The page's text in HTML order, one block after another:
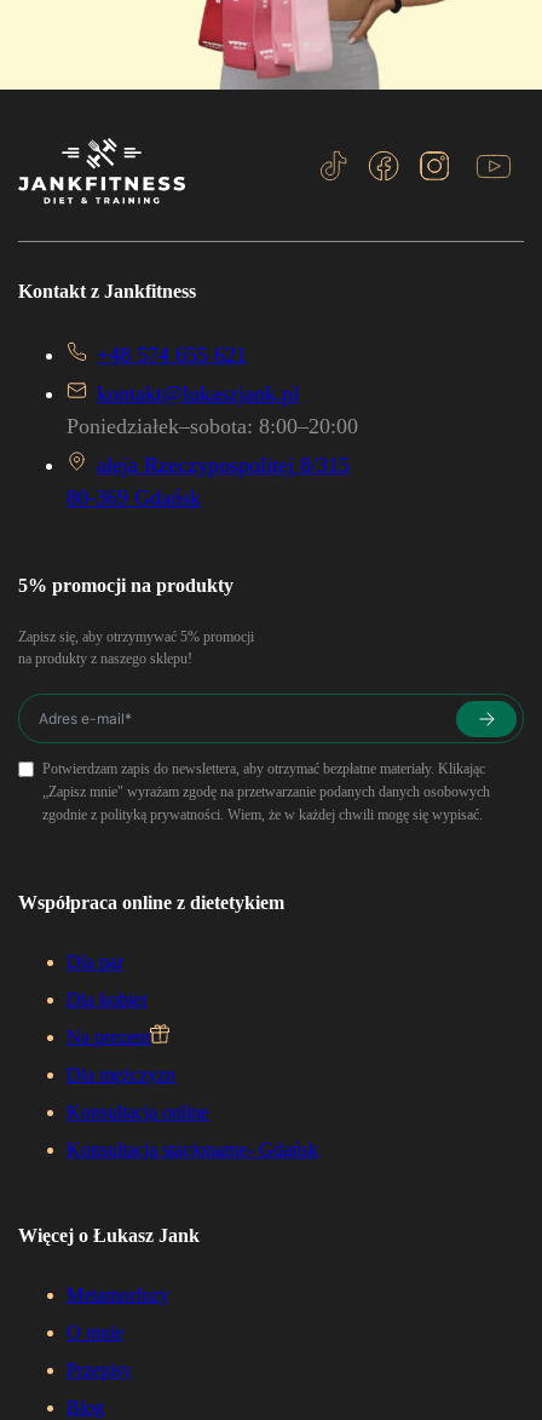
Kontakt z Jankfitness
+48 574 655 621
kontakt@lukaszjank.pl
Poniedziałek–sobota: 8:00–20:00
aleja Rzeczypospolitej 8/315
80-369 Gdańsk
Współpraca online z dietetykiem
Dla par
Dla kobiet
Na prezent
Dla mężczyzn
Konsultacja online
Konsultacja stacjonarne- Gdańsk
Więcej o Łukasz Jank
Metamorfozy
O mnie
Przepisy
Blog
5% promocji na produkty
Zapisz się, aby otrzymywać 5% promocji
na produkty z naszego sklepu!
Potwierdzam zapis do newslettera, aby otrzymać bezpłatne materiały. Klikając
„Zapisz mnie" wyrażam zgodę na przetwarzanie podanych danych osobowych
zgodnie z polityką prywatności. Wiem, że w każdej chwili mogę się wypisać.